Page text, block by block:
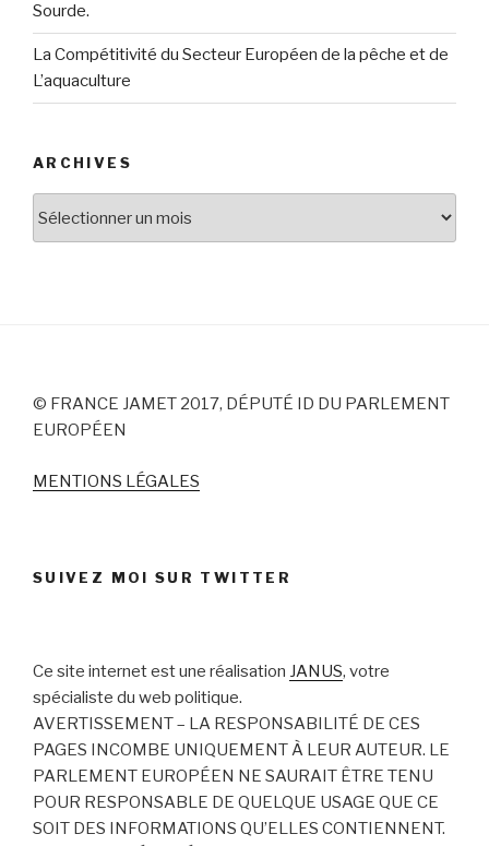
Sourde.
La Compétitivité du Secteur Européen de la pêche et de
L’aquaculture
ARCHIVES
© FRANCE JAMET 2017, DÉPUTÉ ID DU PARLEMENT
EUROPÉEN
MENTIONS LÉGALES
SUIVEZ MOI SUR TWITTER
Ce site internet est une réalisation JANUS, votre
spécialiste du web politique.
AVERTISSEMENT – LA RESPONSABILITÉ DE CES
PAGES INCOMBE UNIQUEMENT À LEUR AUTEUR. LE
PARLEMENT EUROPÉEN NE SAURAIT ÊTRE TENU
POUR RESPONSABLE DE QUELQUE USAGE QUE CE
SOIT DES INFORMATIONS QU’ELLES CONTIENNENT.